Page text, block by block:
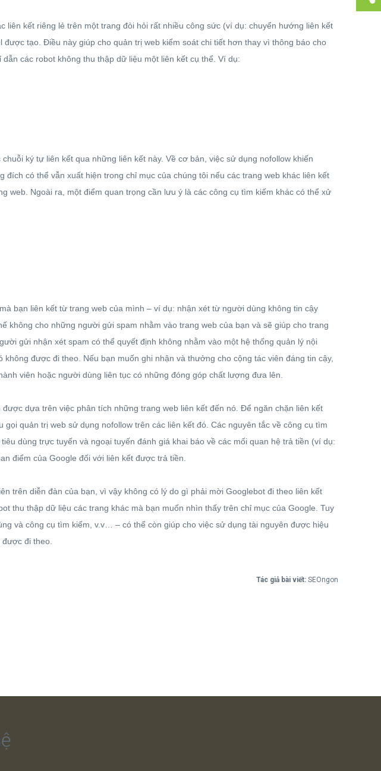
kết riêng lẻ trên một trang đòi hỏi rất nhiều công sức (ví dụ: chuyển hướng liên kết
tạo. Điều này giúp cho quản trị web kiểm soát chi tiết hơn thay vì thông báo cho
các robot không thu thập dữ liệu một liên kết cụ thể. Ví dụ:
ký tự liên kết qua những liên kết này. Về cơ bản, việc sử dụng nofollow khiến
có thể vẫn xuất hiện trong chỉ mục của chúng tôi nếu các trang web khác liên kết
web. Ngoài ra, một điểm quan trọng cần lưu ý là các công cụ tìm kiếm khác có thể xử
bạn liên kết từ trang web của mình – ví dụ: nhận xét từ người dùng không tin cậy
không cho những người gửi spam nhằm vào trang web của bạn và sẽ giúp cho trang
gửi nhận xét spam có thể quyết định không nhằm vào một hệ thống quản lý nội
được đi theo. Nếu bạn muốn ghi nhận và thưởng cho cộng tác viên đáng tin cậy,
viên hoặc người dùng liên tục có những đóng góp chất lượng đưa lên.
dựa trên việc phân tích những trang web liên kết đến nó. Để ngăn chặn liên kết
quản trị web sử dụng nofollow trên các liên kết đó. Các nguyên tắc về công cụ tìm
dùng trực tuyến và ngoại tuyến đánh giá khai báo về các mối quan hệ trả tiền (ví dụ:
điểm của Google đối với liên kết được trả tiền.
trên diễn đàn của bạn, vì vậy không có lý do gì phải mời Googlebot đi theo liên kết
thu thập dữ liệu các trang khác mà bạn muốn nhìn thấy trên chỉ mục của Google. Tuy
và công cụ tìm kiếm, v.v… – có thể còn giúp cho việc sử dụng tài nguyên được hiệu
đi theo.
Tác giả bài viết: SEOngon